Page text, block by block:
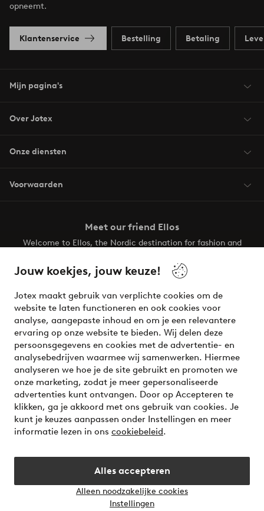
Jouw koekjes, jouw keuze!
Jotex maakt gebruik van verplichte cookies om de
website te laten functioneren en ook cookies voor
analyse, aangepaste inhoud en om je een relevantere
ervaring op onze website te bieden. Wij delen deze
persoonsgegevens en cookies met de advertentie- en
analysebedrijven waarmee wij samenwerken. Hiermee
analyseren we hoe je de site gebruikt en promoten we
onze marketing, zodat je meer gepersonaliseerde
advertenties kunt ontvangen. Door op Accepteren te
klikken, ga je akkoord met ons gebruik van cookies. Je
kunt je keuzes aanpassen onder Instellingen en meer
informatie lezen in ons cookiebeleid.
Alles accepteren
Alleen noodzakelijke cookies
Instellingen
opneemt.
Klantenservice Bestelling Betaling
Mijn pagina's
Over Jotex
Onze diensten
Voorwaarden
Meet our friend Ellos
Welcome to Ellos, the Nordic destination for fashion and
your wardrobe. Your next inspiring look is here!
Veilig betalen - Nu betalen of opsplitsen
Wil je meer weten over onze betaalopties?